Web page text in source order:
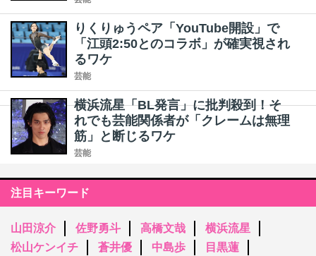
りくりゅうペア「YouTube開設」で
「江頭2:50とのコラボ」が確実視され
るワケ
芸能
横浜流星「BL発言」に批判殺到！そ
れでも芸能関係者が「クレームは無理
筋」と断じるワケ
芸能
注目キーワード
山田涼介 佐野勇斗 高橋文哉
横浜流星
松山ケンイチ
蒼井優 中島歩
目黒蓮